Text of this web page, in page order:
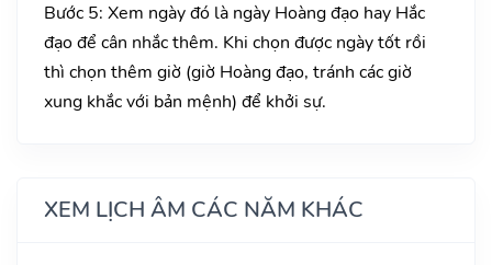
Bước 5: Xem ngày đó là ngày Hoàng đạo hay Hắc
đạo để cân nhắc thêm. Khi chọn được ngày tốt rồi
thì chọn thêm giờ (giờ Hoàng đạo, tránh các giờ
xung khắc với bản mệnh) để khởi sự.
XEM LỊCH ÂM CÁC NĂM KHÁC